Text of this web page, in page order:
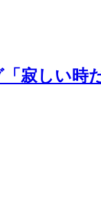
「寂しい時